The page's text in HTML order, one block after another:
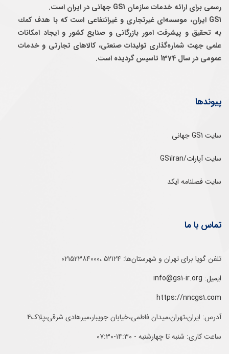
رسمی برای ارائه خدمات سازمان GS1 جهانی در ایران است.
GS1 ایران، موسسه‌ای غيرتجاری و غيرانتفاعی است كه با هدف كمك
به تحقيق و پيشرفت امور بازرگانی و صنايع كشور و ايجاد امكانات
علمی جهت شماره‌گذاری توليدات صنعتی، كالاهای تجارتی و خدمات
عمومی در سال 1374 تاسيس گرديده است.
پیوندها
سایت GS1 جهانی
سایت آپارات/GS1Iran
سایت فصلنامه ایکد
تماس با ما
تلفن‌ گویا برای‌ تهران‌‌ و‌ شهرستان‌ها:‌ ۵۲۱۲۴ ،۰۲۱۵۲۳۸۴۰۰۰
ایمیل: info@gs1-ir.org
https://nncgs1.com
آدرس: ایران،تهران،میدان فاطمی،خیابان جویبار،میرهادی شرقی،پلاک۴
ساعت کاری: شنبه تا چهارشنبه - ۱۴:۳۰-۰۷:۳۰